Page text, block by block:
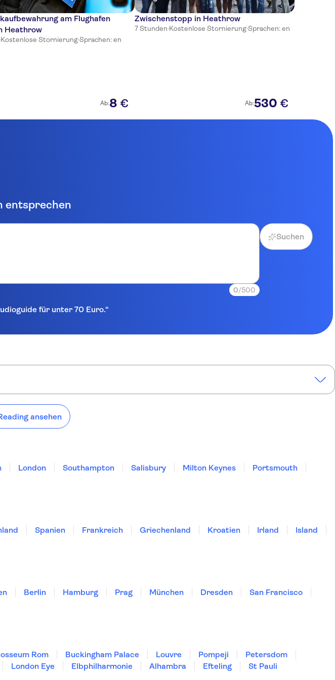
am Flughafen
Heathrow
·Kostenlose Stornierung·Sprachen: en
Ab:8 €
Zwischenstopp in Heathrow
7 Stunden·Kostenlose Stornierung·Sprachen: en
Ab:530 €
entsprechen
0/500
Suchen
für unter 70 Euro.“
ansehen
London Southampton Salisbury Milton Keynes
Portsmouth
Spanien Frankreich Griechenland Kroatien Irland
Island
Berlin Hamburg Prag München Dresden
San Francisco
Rom Buckingham Palace Louvre Pompeji
Petersdom
London Eye Elbphilharmonie Alhambra Efteling
St Pauli